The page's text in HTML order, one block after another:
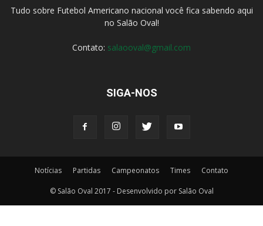
Tudo sobre Futebol Americano nacional você fica sabendo aqui
no Salão Oval!
Contato: salaooval@gmail.com
SIGA-NOS
Notícias Partidas Campeonatos Times Contato
© Salão Oval 2017 - Desenvolvido por Salão Oval